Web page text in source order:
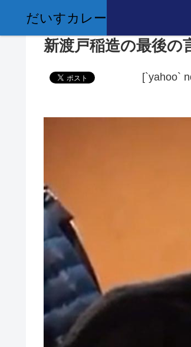
だいすカレー
新渡戸稲造の最後
[`yahoo`